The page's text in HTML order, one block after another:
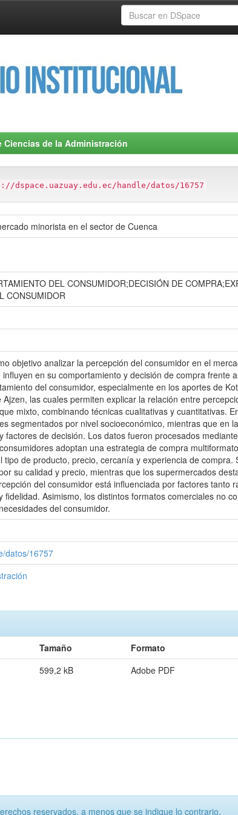
Ciencias de la Administración
dspace.uazuay.edu.ec/handle/datos/16757
minorista en el sector de Cuenca
DEL CONSUMIDOR;DECISIÓN DE
CONSUMIDOR
objetivo analizar la percepción del consumidor en el
en su comportamiento y decisión de compra frente
del consumidor, especialmente en los aportes de
las cuales permiten explicar la relación entre
mixto, combinando técnicas cualitativas y cuantitativas.
segmentados por nivel socioeconómico, mientras que en
factores de decisión. Los datos fueron procesados
adoptan una estrategia de compra
tipo de producto, precio, cercanía y experiencia de
su calidad y precio, mientras que los supermercados
del consumidor está influenciada por factores tanto
fidelidad. Asimismo, los distintos formatos comerciales no
del consumidor.
datos/16757
Tamaño
Formato
599,2 kB Adobe PDF
reservados, a menos que se indique lo contrario.